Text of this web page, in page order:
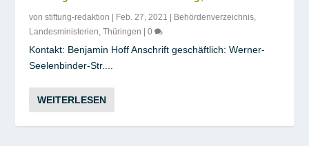
vonstiftung-redaktion | Feb. 27, 2021 | Behördenverzeichnis
Landesministerien ,Thüringen |0
Kontakt: Benjamin Hoff Anschrift geschäftlich: Werner-
Seelenbinder-Str....
WEITERLESEN